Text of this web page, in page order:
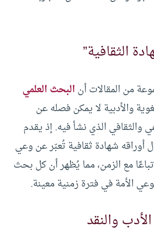
الثقافية”
من المقالات أنالبحث العلمي
والأدبية لا يمكن فصله عن
والثقافي الذي نشأ فيه. إذ يقدم
أوراقه شهادة ثقافية تُعبّر عن وعي
مع الزمن، مما يُظهر أن كل بحث
الأمة في فترة زمنية معينة.
والنقد